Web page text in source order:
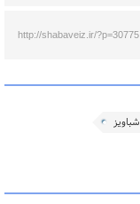
http://shabaveiz.ir/?p=30775
شباویز